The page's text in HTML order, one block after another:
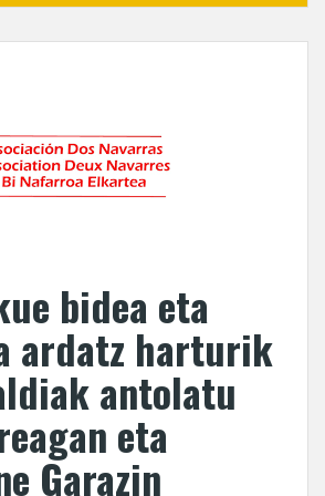
bidea eta
ardatz harturik
antolatu
eta
Garazin